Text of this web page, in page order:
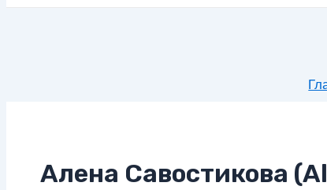
Алена Савостикова